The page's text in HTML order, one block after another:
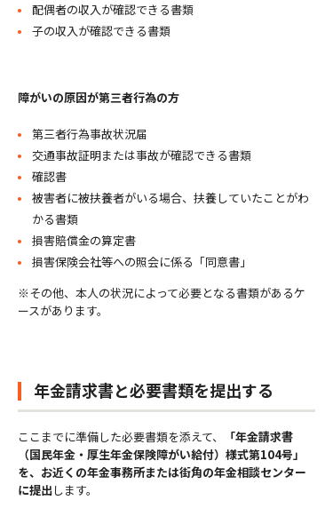
配偶者の収入が確認できる書類
子の収入が確認できる書類
障がいの原因が第三者行為の方
第三者行為事故状況届
交通事故証明または事故が確認できる書類
確認書
被害者に被扶養者がいる場合、扶養していたことがわ
かる書類
損害賠償金の算定書
損害保険会社等への照会に係る「同意書」
※その他、本人の状況によって必要となる書類があるケ
ースがあります。
年金請求書と必要書類を提出する
ここまでに準備した必要書類を添えて、
「年金請求書
（国民年金・厚生年金保険障がい給付）様式第104号」
を、お近くの年金事務所または街角の年金相談センター
に提出します。